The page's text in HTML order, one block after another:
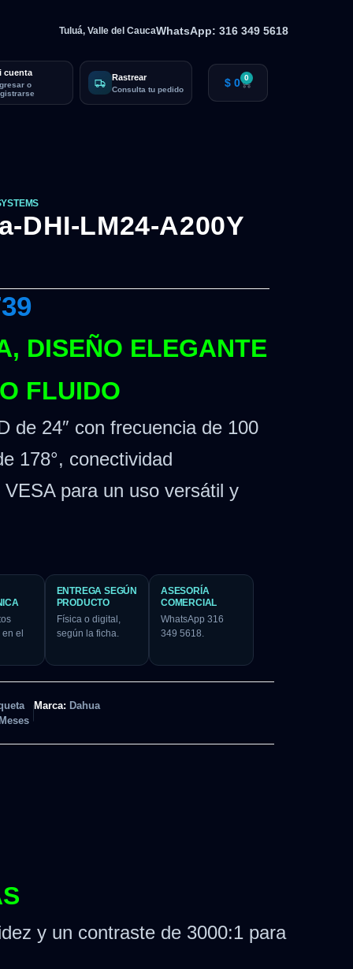
Tuluá, Valle del CaucaWhatsApp: 316 349 5618
cuenta
o
Rastrear
Consulta tu pedido $ 0 0
DHI-LM24-A200Y
DISEÑO ELEGANTE
FLUIDO
de 24″ con frecuencia de 100
178°, conectividad
para un uso versátil y
el
ENTREGA SEGÚN
PRODUCTO
Física o digital,
según la ficha.
ASESORÍA
COMERCIAL
WhatsApp 316
349 5618.
Marca: Dahua
y un contraste de 3000:1 para